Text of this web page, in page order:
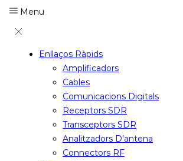
Menu
Enllaços Ràpids
Amplificadors
Cables
Comunicacions Digitals
Receptors SDR
Transceptors SDR
Analitzadors D’antena
Connectors RF